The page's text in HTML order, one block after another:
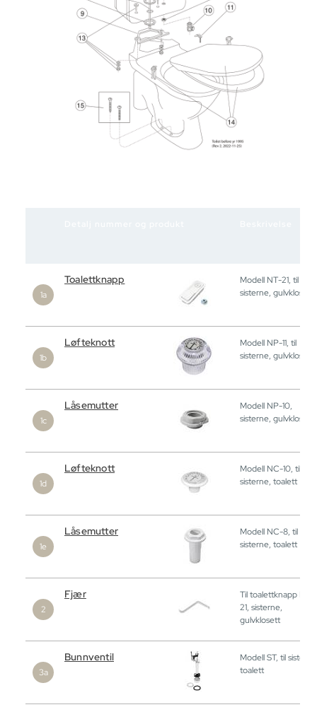
Toalettknapp
Modell NT-21, til
sisterne, gulvklosett
Løfteknott
Modell NP-11, til
sisterne, gulvklosett
Låsemutter
Modell NP-10,
sisterne, gulvklosett
Løfteknott
Modell NC-10, til
sisterne, toalett
Låsemutter
Modell NC-8, til
sisterne, toalett
Fjær
Til toalettknapp NT-
21, sisterne,
gulvklosett
Bunnventil
Modell ST, til
toalett